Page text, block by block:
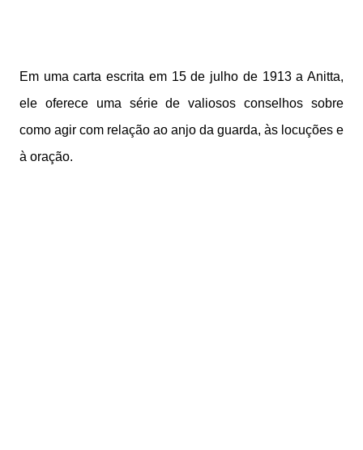
Em uma carta escrita em 15 de julho de 1913 a Anitta,
ele oferece uma série de valiosos conselhos sobre
como agir com relação ao anjo da guarda, às locuções e
à oração.